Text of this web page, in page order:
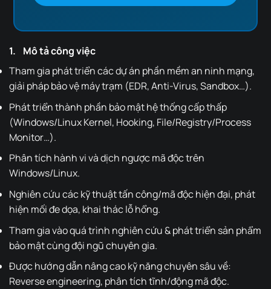
1. Mô tả công việc
Tham gia phát triển các dự án phần mềm an ninh mạng,
giải pháp bảo vệ máy trạm (EDR, Anti-Virus, Sandbox…).
Phát triển thành phần bảo mật hệ thống cấp thấp
(Windows/Linux Kernel, Hooking, File/Registry/Process
Monitor…).
Phân tích hành vi và dịch ngược mã độc trên
Windows/Linux.
Nghiên cứu các kỹ thuật tấn công/mã độc hiện đại, phát
hiện mối đe dọa, khai thác lỗ hổng.
Tham gia vào quá trình nghiên cứu & phát triển sản phẩm
bảo mật cùng đội ngũ chuyên gia.
Được hướng dẫn nâng cao kỹ năng chuyên sâu về:
Reverse engineering, phân tích tĩnh/động mã độc.